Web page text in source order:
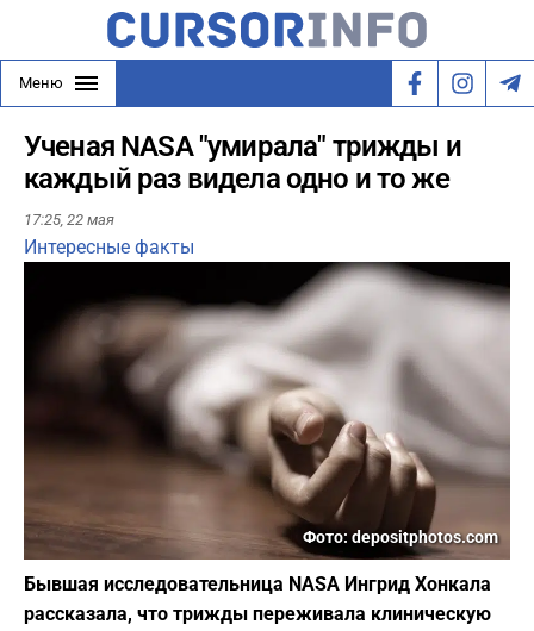
Меню
Ученая NASA "умирала" трижды и
каждый раз видела одно и то же
17:25, 22 мая
Интересные факты
Фото: depositphotos.com
Бывшая исследовательница NASA Ингрид Хонкала
рассказала, что трижды переживала клиническую